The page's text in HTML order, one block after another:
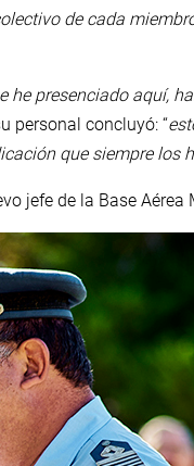
de cada
he presenciado aquí,
personal concluyó: “
que siempre los
jefe de la Base Aérea